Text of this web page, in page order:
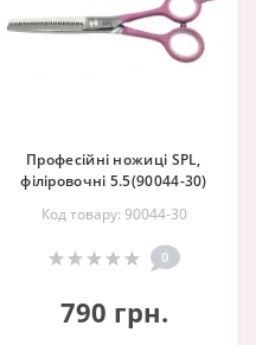
Професійні ножиці SPL,
філіровочні 5.5(90044-30)
Код товару: 90044-30
0
790 грн.